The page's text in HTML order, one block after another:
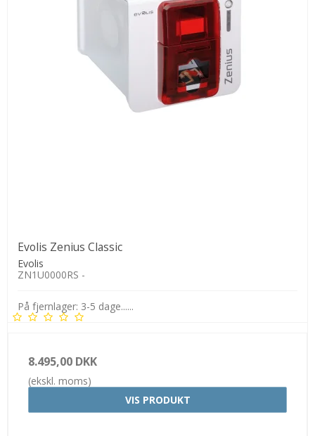
Evolis Zenius Classic
Evolis
ZN1U0000RS -
På fjernlager: 3-5 dage......
8.495,00 DKK
(ekskl. moms)
VIS PRODUKT